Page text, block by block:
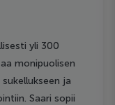
yli 300
monipuolisen
ja
Saari sopii